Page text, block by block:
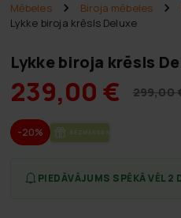
Mēbeles Biroja mēbeles
Lykke biroja krēsls Deluxe
Lykke biroja krēsls
239,00 € 299,00
-20% BEZ­MAK­SAS PIE­GĀ­DE
PIEDĀVĀJUMS SPĒKĀ VĒL 2